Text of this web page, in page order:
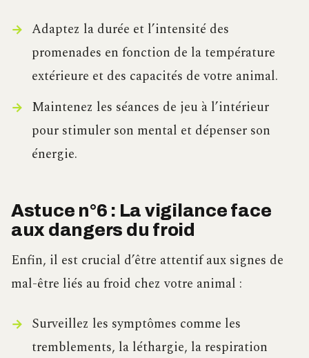
Adaptez la durée et l’intensité des
promenades en fonction de la température
extérieure et des capacités de votre animal.
Maintenez les séances de jeu à l’intérieur
pour stimuler son mental et dépenser son
énergie.
Astuce n°6 : La vigilance face
aux dangers du froid
Enfin, il est crucial d’être attentif aux signes de
mal-être liés au froid chez votre animal :
Surveillez les symptômes comme les
tremblements, la léthargie, la respiration